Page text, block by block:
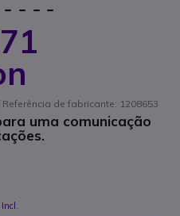
de fabricante: 1208653
uma comunicação
Incl.
imagens